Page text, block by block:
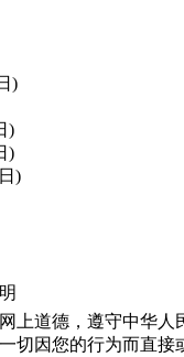
)
)
)
)
上道德，遵守中华人
切因您的行为而直接